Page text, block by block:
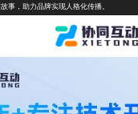
事，助力品牌实现人格化传播。